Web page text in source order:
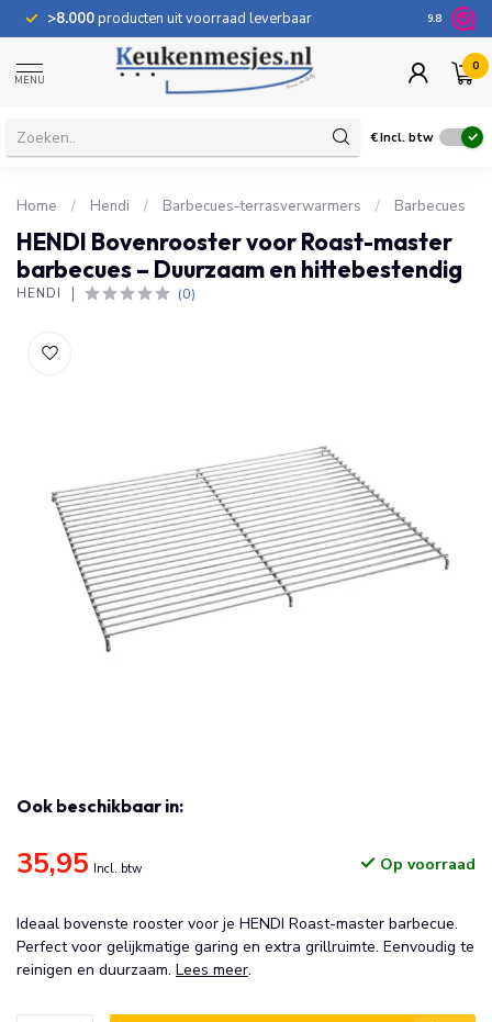
>8.000producten uit voorraad leverbaar 100
9.8
MENU
0
€Incl. btw
Home / Hendi / Barbecues-terrasverwarmers / Barbecues
HENDI Bovenrooster voor Roast-master
barbecues – Duurzaam en hittebestendig
HENDI (0)
Ook beschikbaar in:
35,95 Incl. btw Op voorraad
Ideaal bovenste rooster voor je HENDI Roast-master barbecue.
Perfect voor gelijkmatige garing en extra grillruimte. Eenvoudig te
reinigen en duurzaam. Lees meer.